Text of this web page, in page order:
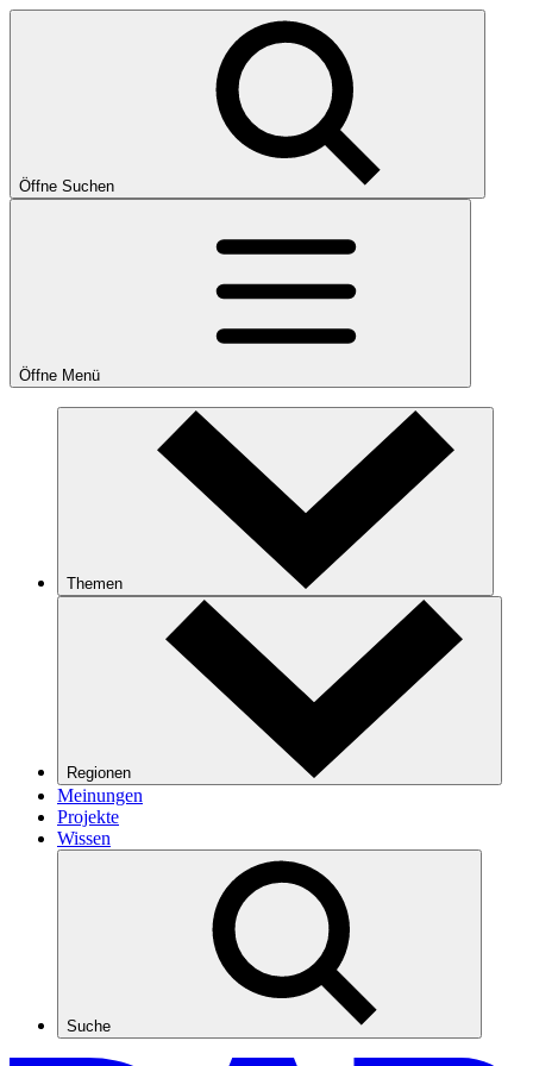
Öffne Suchen
Öffne Menü
Themen
Regionen
Meinungen
Projekte
Wissen
Suche